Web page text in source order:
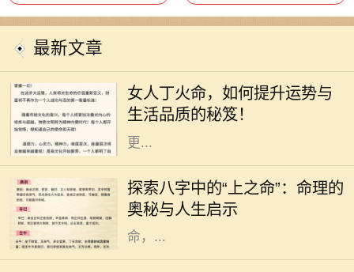
最新文章
女人丁火命，如何提升运势与
生活品质的秘笈！
热情、温暖和灵动。对于女人来说，
丁火命的特质使她们充满了活力和魅
力。但是，要想在生活和事业中实现
更...
探索八字中的“上之命”：命理的
奥秘与人生启示
在中国传统命理学中，每个人的出生
时刻可以用八字来描述，而八字又可
以分为多种命格，其中“上之命”便是
一种颇具神秘色彩的命格。上之
命，...
在中国传统文化中，属狗的人常常被
描绘为忠诚正直、勇敢无畏的形象。